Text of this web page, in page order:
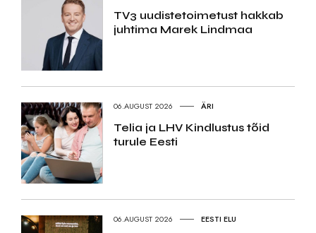
TV3 uudistetoimetust hakkab
juhtima Marek Lindmaa
06.AUGUST 2026 ÄRI
Telia ja LHV Kindlustus tõid
turule Eesti
06.AUGUST 2026 EESTI ELU